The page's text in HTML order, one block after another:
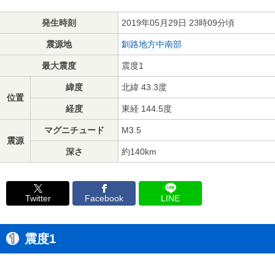
発生時刻 2019年05月29日 23時09分頃
震源地 釧路地方中南部
最大震度 震度1
位置
緯度 北緯 43.3度
経度 東経 144.5度
震源
マグニチュード M3.5
深さ 約140km
Twitter Facebook LINE
震度1